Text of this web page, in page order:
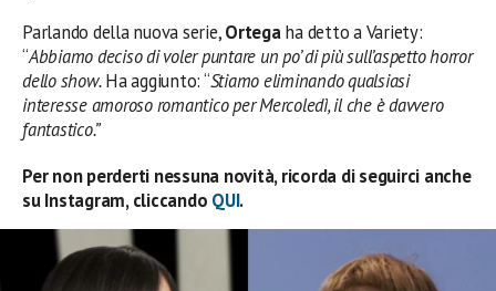
Parlando della nuova serie,Ortegaha detto a Variety:
“Abbiamo deciso di voler puntare un po’ di più sull’aspetto horror
dello show.Ha aggiunto: “Stiamo eliminando qualsiasi
interesse amoroso romantico per Mercoledì, il che è davvero
fantastico.”
Per non perderti nessuna novità, ricorda di seguirci anche
su Instagram, cliccando QUI.